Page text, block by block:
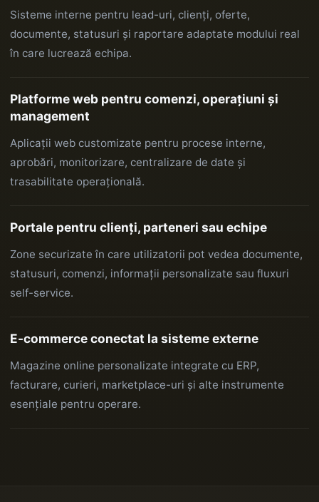
Sisteme interne pentru lead-uri, clienți, oferte,
documente, statusuri și raportare adaptate modului real
în care lucrează echipa.
Platforme web pentru comenzi, operațiuni și
management
Aplicații web customizate pentru procese interne,
aprobări, monitorizare, centralizare de date și
trasabilitate operațională.
Portale pentru clienți, parteneri sau echipe
Zone securizate în care utilizatorii pot vedea documente,
statusuri, comenzi, informații personalizate sau fluxuri
self-service.
E-commerce conectat la sisteme externe
Magazine online personalizate integrate cu ERP,
facturare, curieri, marketplace-uri și alte instrumente
esențiale pentru operare.